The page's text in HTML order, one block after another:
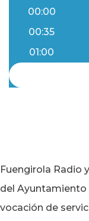
00:00
00:35
01:00
Fuengirola Radio
del Ayuntamiento
vocación de